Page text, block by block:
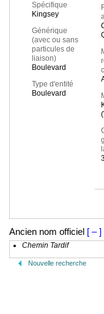
Spécifique
Kingsey
Générique
(avec ou sans
particules de
liaison)
Boulevard
Type d'entité
Boulevard
Ancien nom officiel [ – ]
Chemin Tardif
Nouvelle recherche